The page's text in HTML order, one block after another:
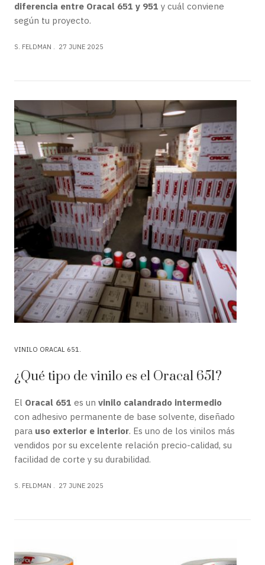
diferencia entre Oracal 651 y 951 y cuál conviene
según tu proyecto.
S. FELDMAN 27 JUNE 2025
VINILO ORACAL 651
¿Qué tipo de vinilo es el Oracal 651?
El Oracal 651 es un vinilo calandrado intermedio
con adhesivo permanente de base solvente, diseñado
para uso exterior e interior. Es uno de los vinilos más
vendidos por su excelente relación precio-calidad, su
facilidad de corte y su durabilidad.
S. FELDMAN 27 JUNE 2025